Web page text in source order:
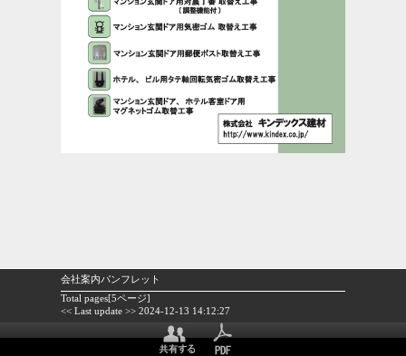
会社案内パンフレット
Total pages[5ページ]
<< Last update >> 2024-12-13 14:12:27